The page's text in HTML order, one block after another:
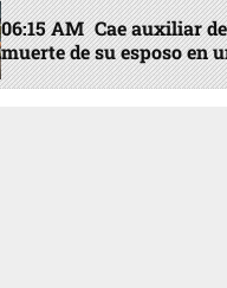
06:15 AM Cae auxiliar
muerte de su esposo en